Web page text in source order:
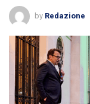
by Redazione